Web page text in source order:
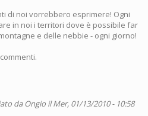
di noi vorrebbero esprimere! Ogni
in noi i territori dove è possibile far
e delle nebbie - ogni giorno!
daOngio il Mer, 01/13/2010 - 10:58